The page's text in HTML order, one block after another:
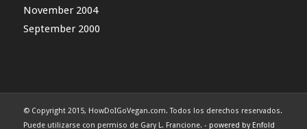
November 2004
September 2000
© Copyright 2015, HowDoIGoVegan.com. Todos los derechos reservados.
Puede utilizarse con permiso de Gary L. Francione. - powered by Enfold